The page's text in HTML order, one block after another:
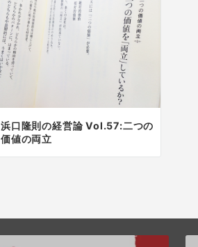
浜口隆則の経営論 Vol.57:二つの
価値の両立